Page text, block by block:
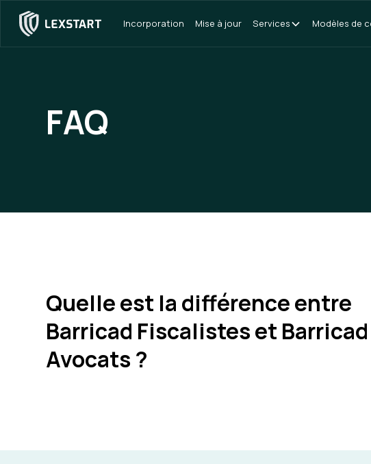
Incorporation Mise à jour Services Modèles de
FAQ
Quelle est la différence entre
Barricad Fiscalistes et Barricad
Avocats ?